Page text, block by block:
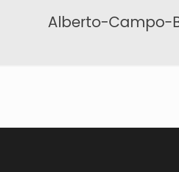
Alberto-Campo-